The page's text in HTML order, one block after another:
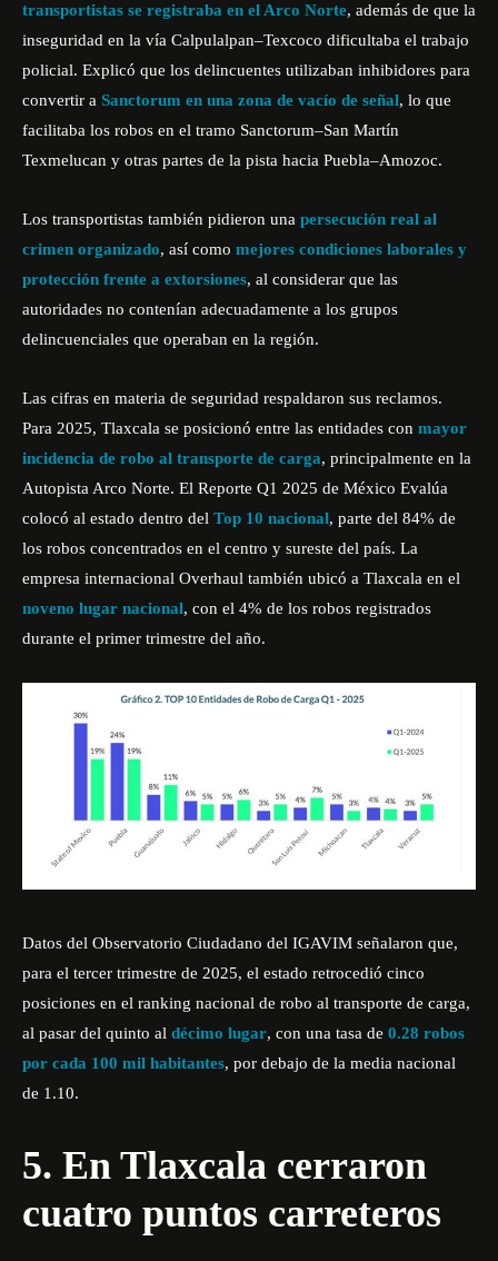
transportistas se registraba en el Arco Norte, además de que la
inseguridad en la vía Calpulalpan–Texcoco dificultaba el trabajo
policial. Explicó que los delincuentes utilizaban inhibidores para
convertir a Sanctorum en una zona de vacío de señal, lo que
facilitaba los robos en el tramo Sanctorum–San Martín
Texmelucan y otras partes de la pista hacia Puebla–Amozoc.
Los transportistas también pidieron una persecución real al
crimen organizado, así como mejores condiciones laborales y
protección frente a extorsiones, al considerar que las
autoridades no contenían adecuadamente a los grupos
delincuenciales que operaban en la región.
Las cifras en materia de seguridad respaldaron sus reclamos.
Para 2025, Tlaxcala se posicionó entre las entidades con mayor
incidencia de robo al transporte de carga, principalmente en la
Autopista Arco Norte. El Reporte Q1 2025 de México Evalúa
colocó al estado dentro del Top 10 nacional, parte del 84% de
los robos concentrados en el centro y sureste del país. La
empresa internacional Overhaul también ubicó a Tlaxcala en el
noveno lugar nacional, con el 4% de los robos registrados
durante el primer trimestre del año.
Datos del Observatorio Ciudadano del IGAVIM señalaron que,
para el tercer trimestre de 2025, el estado retrocedió cinco
posiciones en el ranking nacional de robo al transporte de carga,
al pasar del quinto al décimo lugar, con una tasa de 0.28 robos
por cada 100 mil habitantes, por debajo de la media nacional
de 1.10.
5. En Tlaxcala cerraron
cuatro puntos carreteros